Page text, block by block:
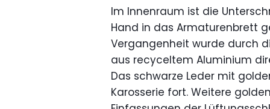
Im Innenraum ist die
Hand in das Armaturenbrett
Vergangenheit wurde durch
aus recyceltem Aluminium
Das schwarze Leder mit
Karosserie fort. Weitere